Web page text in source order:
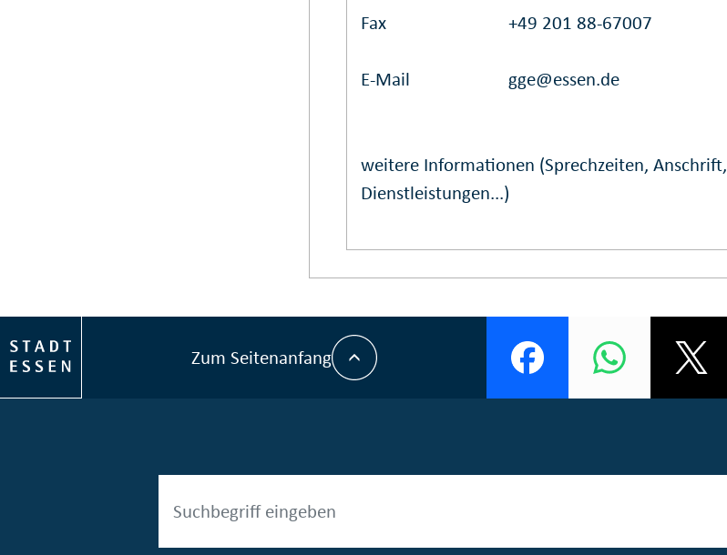
Fax +49 201 88-67007
E-Mail gge@essen.de
weitere Informationen (Sprechzeiten, Anschrift,
Dienstleistungen...)
Zum Seitenanfang